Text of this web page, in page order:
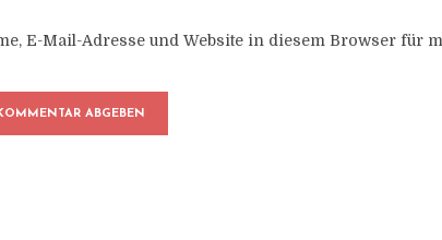
E-Mail-Adresse und Website in diesem Browser für